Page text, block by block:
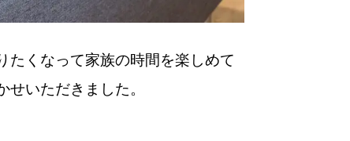
たくなって家族の時間を楽しめて
いただきました。